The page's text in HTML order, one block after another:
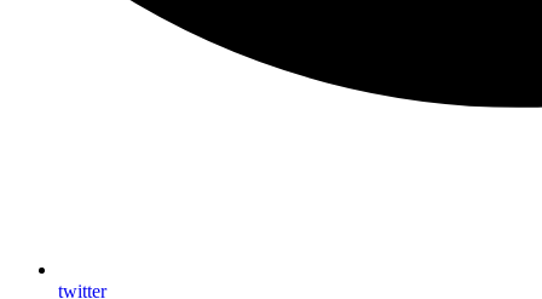
twitter